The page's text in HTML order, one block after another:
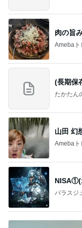
肉の旨
Amebaト
(長期保
たかたん
山田 幻
Amebaト
パラスジ